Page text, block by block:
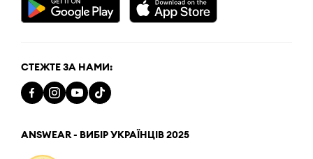
СТЕЖТЕ ЗА НАМИ:
ANSWEAR - ВИБІР УКРАЇНЦІВ 2025